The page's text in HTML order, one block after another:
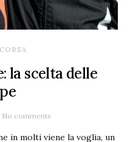
la scelta delle
No comments
in molti viene la voglia, un